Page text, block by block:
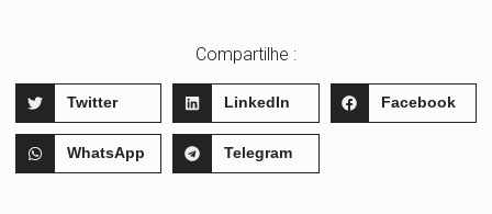
Compartilhe :
Twitter LinkedIn Facebook
WhatsApp Telegram